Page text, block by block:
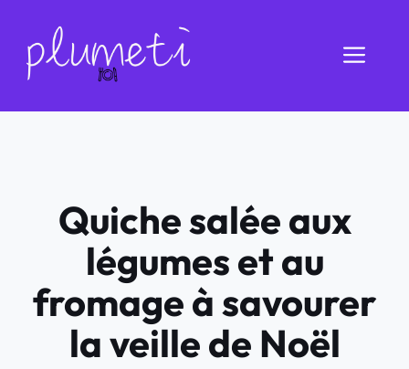
contenu
Quiche salée aux
légumes et au
fromage à savourer
la veille de Noël